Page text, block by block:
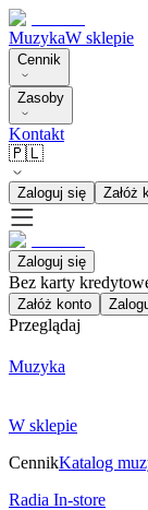
MuzykaW sklepie
Cennik
Zasoby
Kontakt
🇵🇱
Zaloguj się Załóż
Zaloguj się
Bez karty
Załóż konto
Przeglądaj
Muzyka
W sklepie
CennikKatalog
Radia In-store